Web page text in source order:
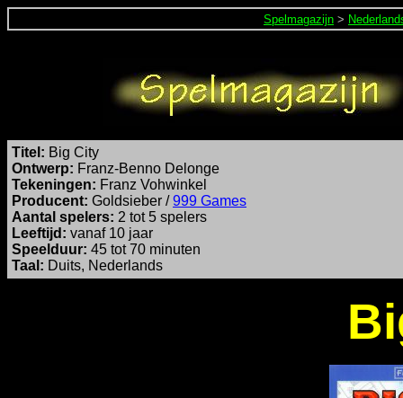
Spelmagazijn >
Titel: Big City
Ontwerp: Franz-Benno Delonge
Tekeningen: Franz Vohwinkel
Producent: Goldsieber /999 Games
Aantal spelers: 2 tot 5 spelers
Leeftijd: vanaf 10 jaar
Speelduur: 45 tot 70 minuten
Taal: Duits, Nederlands